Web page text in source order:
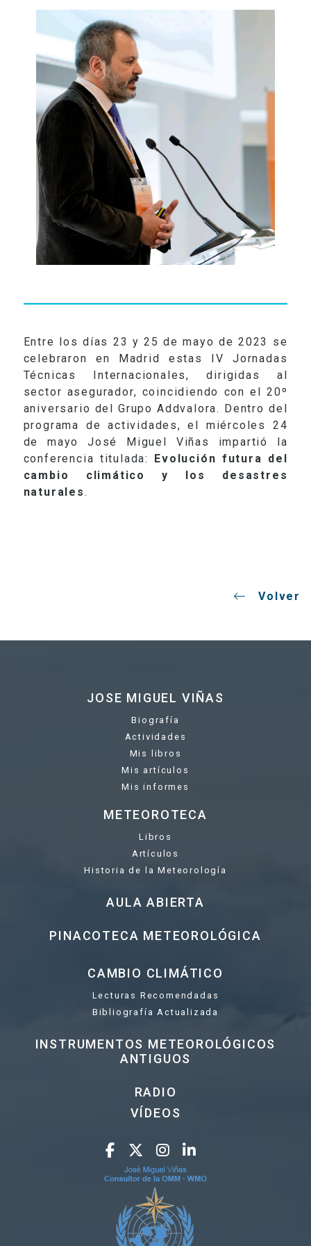
VIDEOS
CONTACTO
Entre los días 23 y 25 de mayo de 2023 se
celebraron en Madrid estas IV Jornadas
Técnicas Internacionales, dirigidas al
sector asegurador, coincidiendo con el 20º
aniversario del Grupo Addvalora. Dentro del
programa de actividades, el miércoles 24
de mayo José Miguel Viñas impartió la
conferencia titulada: Evolución futura del
cambio climático y los desastres
naturales .
Volver
JOSE MIGUEL VIÑAS
Biografía
Actividades
Mis libros
Mis artículos
Mis informes
METEOROTECA
Libros
Artículos
Historia de la Meteorología
AULA ABIERTA
PINACOTECA METEOROLÓGICA
CAMBIO CLIMÁTICO
Lecturas Recomendadas
Bibliografía Actualizada
INSTRUMENTOS METEOROLÓGICOS
ANTIGUOS
RADIO
VÍDEOS